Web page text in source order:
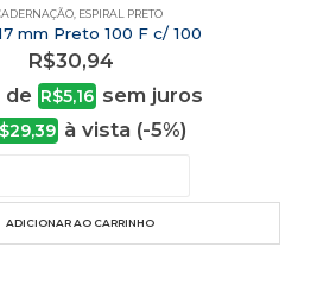
ESPIRAL PRETO
mm Preto 100 F c/ 100
R$30,94
de R$5,16 sem juros
29,39 à vista (-5%)
ADICIONAR AO CARRINHO